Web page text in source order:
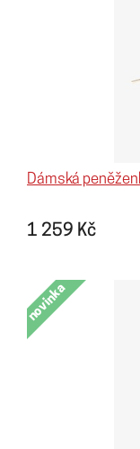
Dámská
1 259 Kč
novinka